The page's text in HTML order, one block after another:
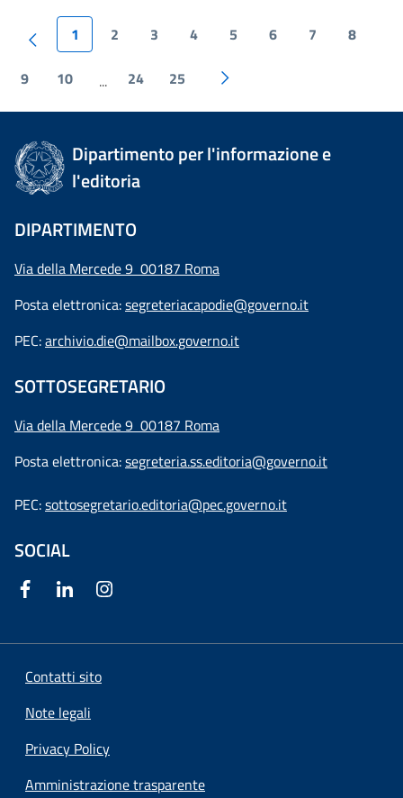
1 2 3 4 5 6 7 8
9 10 ... 24 25
Dipartimento per l'informazione e
l'editoria
DIPARTIMENTO
Via della Mercede 9 00187 Roma
Posta elettronica:segreteriacapodie@governo.it
PEC:archivio.die@mailbox.governo.it
SOTTOSEGRETARIO
Via della Mercede 9 00187 Roma
Posta elettronica:segreteria.ss.editoria@governo.it
PEC:sottosegretario.editoria@pec.governo.it
SOCIAL
Contatti sito
Note legali
Privacy Policy
Amministrazione trasparente